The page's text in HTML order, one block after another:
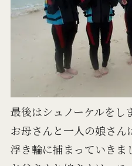
最後はシュノーケルをし
お母さんと一人の娘さん
浮き輪に捕まっていきま